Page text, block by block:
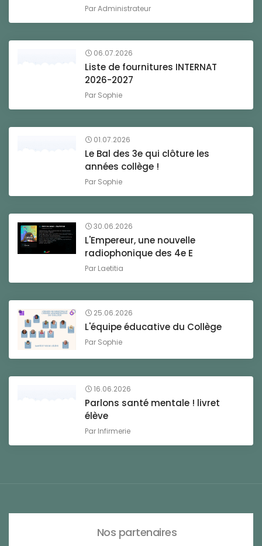
ParAdministrateur
06.07.2026
Liste de fournitures INTERNAT
2026-2027
Par Sophie
01.07.2026
Le Bal des 3e qui clôture les
années collège !
Par Sophie
30.06.2026
L'Empereur, une nouvelle
radiophonique des 4e E
Par Laetitia
25.06.2026
L'équipe éducative du Collège
Par Sophie
16.06.2026
Parlons santé mentale ! livret
élève
Par Infirmerie
Nos partenaires